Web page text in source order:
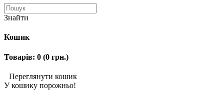
Знайти
Кошик
Товарів: 0 (0 грн.)
Переглянути кошик
У кошику порожньо!